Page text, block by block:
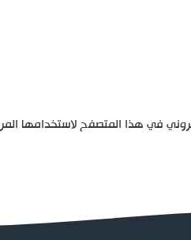
في هذا المتصفح لاستخدامها